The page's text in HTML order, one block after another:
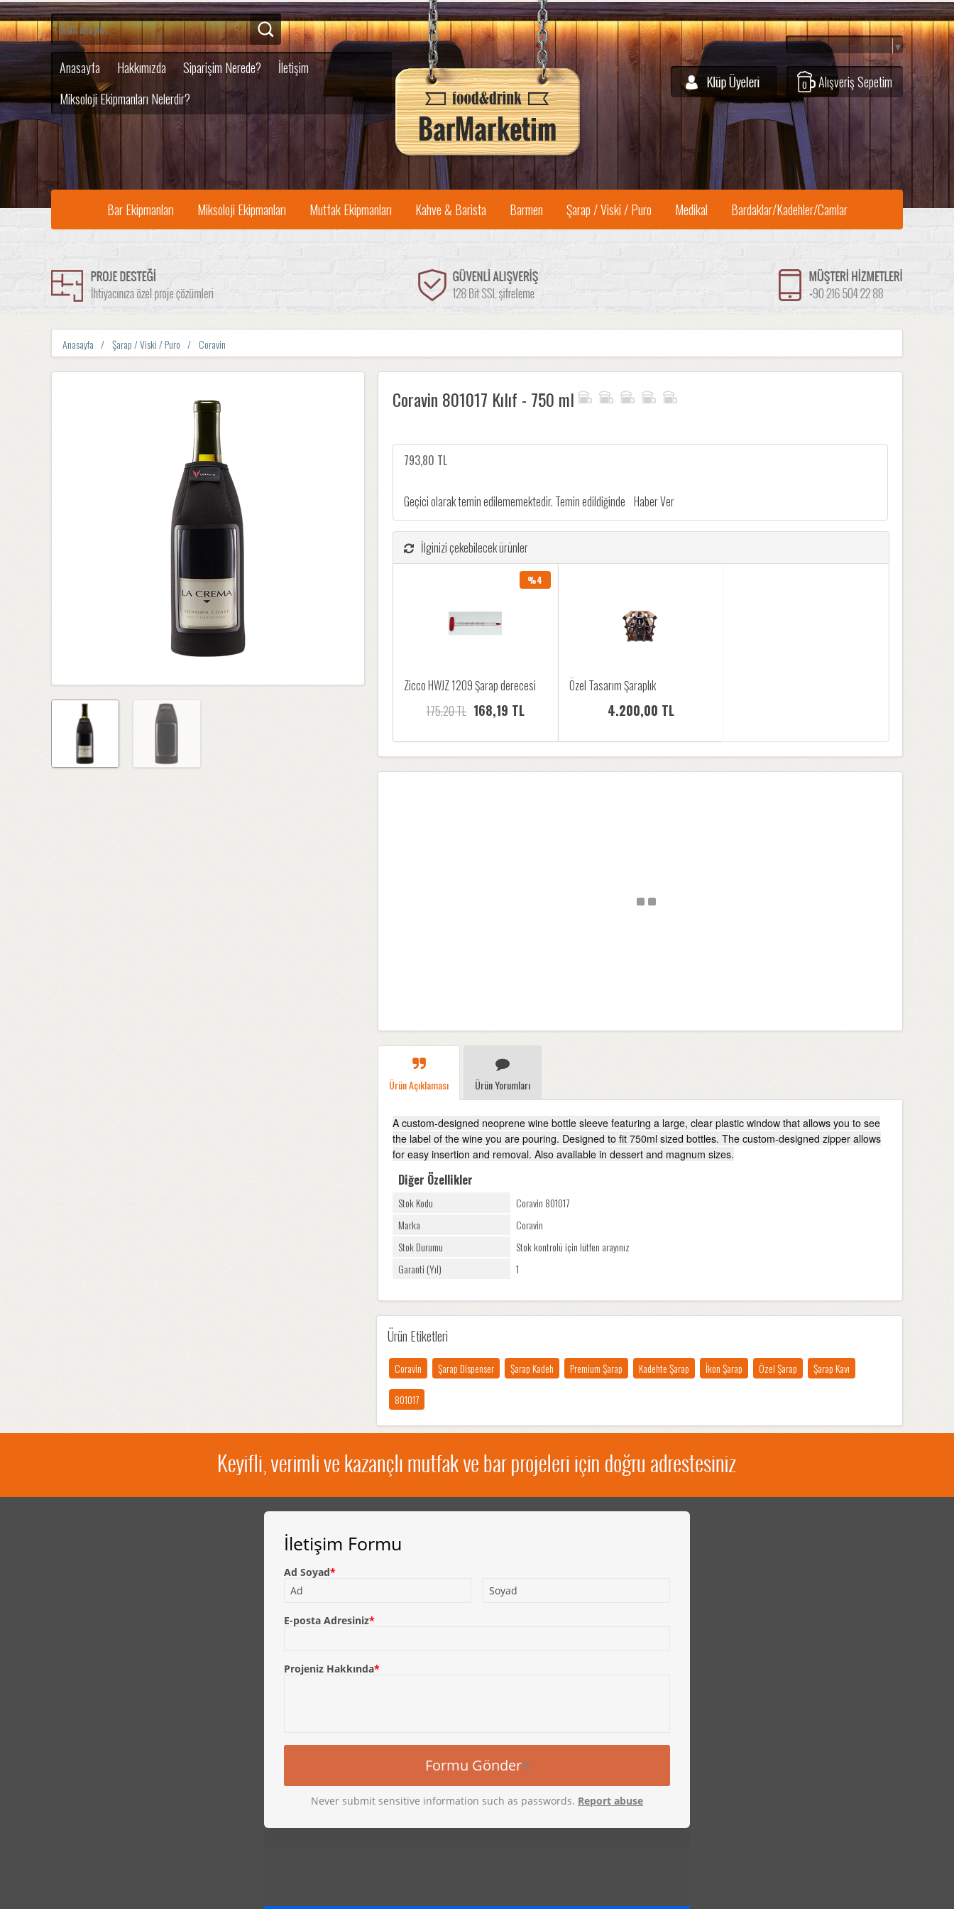
Anasayfa Hakkımızda Siparişim Nerede?
İletişim
Miksoloji Ekipmanları Nelerdir?
Alışveriş Sepetim
0
Select Language ▼
Bar Ekipmanları Miksoloji Ekipmanları Mutfak Ekipmanları Kahve & Barista Barmen Şarap / Viski / Puro Medikal Bardaklar/Kadehler/Camlar
Anasayfa Şarap / Viski / Puro Coravin
Coravin 801017 Kılıf - 750 ml
793,80 TL
Geçici olarak temin edilememektedir. Temin edildiğinde
İlginizi çekebilecek ürünler
%4
Zicco HWJZ 1209 Şarap derecesi
175,20 TL 168,19 TL
Özel Tasarım Şaraplık
4.200,00 TL
Ürün Açıklaması Ürün Yorumları
A custom-designed neoprene wine bottle sleeve featuring a large, clear plastic window that allows you to see
the label of the wine you are pouring. Designed to fit 750ml sized bottles. The custom-designed zipper allows
for easy insertion and removal. Also available in dessert and magnum sizes.
Diğer Özellikler
Stok Kodu
Coravin 801017
Marka
Coravin
Stok Durumu
Stok kontrolü için lütfen arayınız
Garanti (Yıl)
1
Ürün Etiketleri
Coravin Şarap Dispenser Şarap Kadeh Premium Şarap Kadehte Şarap İkon Şarap Özel Şarap Şarap Kavı
801017